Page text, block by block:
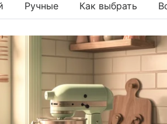
Ручные Как выбрать